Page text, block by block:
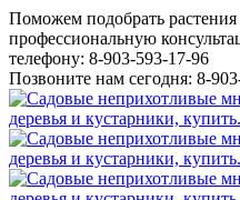
Поможем подобрать
профессиональную
телефону: 8-903-593-17-96
Toggle
SlidingBar
Area
Позвоните нам сегодня: 8-